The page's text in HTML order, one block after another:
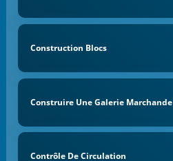
Construction Blocs
Construire Une Galerie Marchande
Contrôle De Circulation